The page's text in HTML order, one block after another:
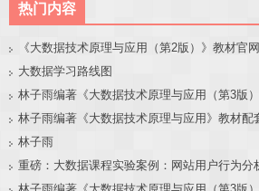
热门内容
《大数据技术原理与应用（第2版）》教材官网
大数据学习路线图
林子雨编著《大数据技术原理与应用（第3版
林子雨